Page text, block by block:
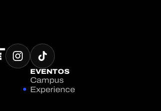
EVENTOS
Campus
Experience